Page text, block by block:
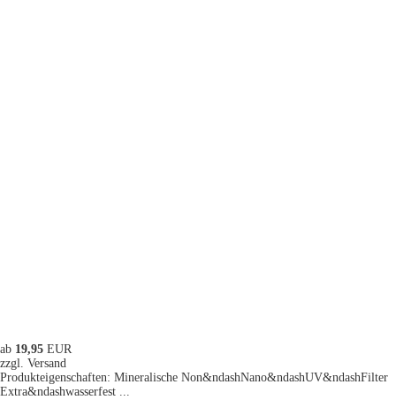
ab 19,95 EUR
zzgl. Versand
Produkteigenschaften: Mineralische Non&ndashNano&ndashUV&ndashFilter
Extra&ndashwasserfest ...